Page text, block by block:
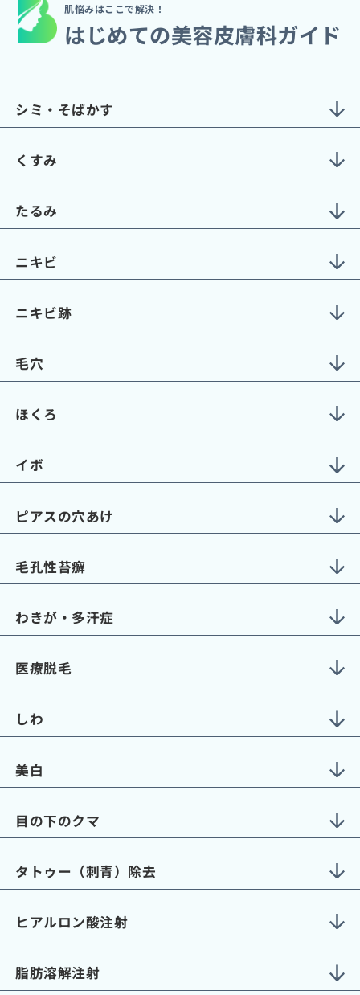
肌悩みはここで解決！
はじめての美容皮膚科ガイド
シミ・そばかす
くすみ
たるみ
ニキビ
ニキビ跡
毛穴
ほくろ
イボ
ピアスの穴あけ
毛孔性苔癬
わきが・多汗症
医療脱毛
しわ
美白
目の下のクマ
タトゥー（刺青）除去
ヒアルロン酸注射
脂肪溶解注射